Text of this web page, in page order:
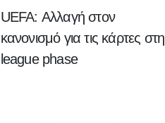
UEFA: Αλλαγή στον
κανονισμό για τις κάρτες στη
league phase